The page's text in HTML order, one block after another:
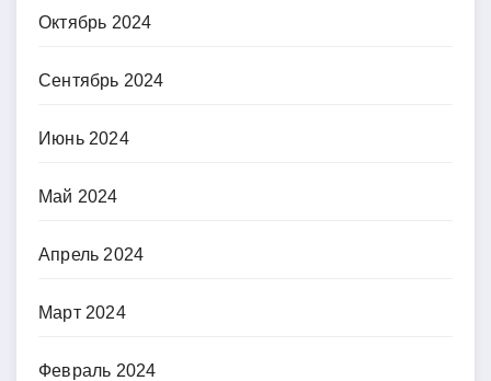
Октябрь 2024
Сентябрь 2024
Июнь 2024
Май 2024
Апрель 2024
Март 2024
Февраль 2024